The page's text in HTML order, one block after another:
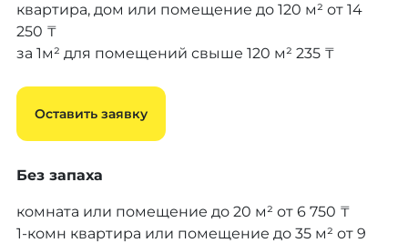
квартира, дом или помещение до 120 м² от 14
250 ₸
за 1м² для помещений свыше 120 м² 235 ₸
Оставить заявку
Без запаха
комната или помещение до 20 м² от 6 750 ₸
1-комн квартира или помещение до 35 м² от 9